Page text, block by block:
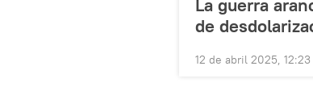
La guerra
de
12 de abril 2025, 12:23